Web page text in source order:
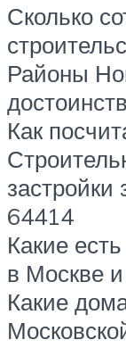
Сколько
Районы
Как
застройки
64414
Какие
в Москве
Какие